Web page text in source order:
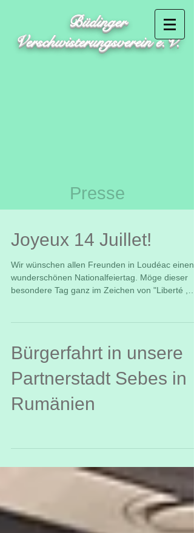
Büdinger
Verschwisterungsverein e.V.
Presse
Joyeux 14 Juillet!
Wir wünschen allen Freunden in Loudéac einen
wunderschönen Nationalfeiertag. Möge dieser
besondere Tag ganz im Zeichen von "Liberté ,
Bürgerfahrt in unsere
Partnerstadt Sebes in
Rumänien